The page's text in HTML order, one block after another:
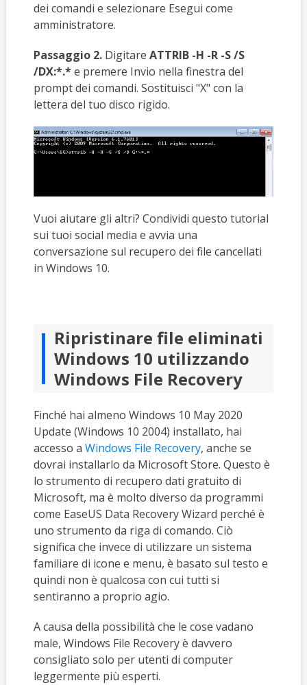
dei comandi e selezionare Esegui come
amministratore.
Passaggio 2.Digitare ATTRIB -H -R -S /S
/DX:*.*e premere Invio nella finestra del
prompt dei comandi. Sostituisci "X" con la
lettera del tuo disco rigido.
Vuoi aiutare gli altri? Condividi questo tutorial
sui tuoi social media e avvia una
conversazione sul recupero dei file cancellati
in Windows 10.
Ripristinare file eliminati
Windows 10 utilizzando
Windows File Recovery
Finché hai almeno Windows 10 May 2020
Update (Windows 10 2004) installato, hai
accesso a Windows File Recovery, anche se
dovrai installarlo da Microsoft Store. Questo è
lo strumento di recupero dati gratuito di
Microsoft, ma è molto diverso da programmi
come EaseUS Data Recovery Wizard perché è
uno strumento da riga di comando. Ciò
significa che invece di utilizzare un sistema
familiare di icone e menu, è basato sul testo e
quindi non è qualcosa con cui tutti si
sentiranno a proprio agio.
A causa della possibilità che le cose vadano
male, Windows File Recovery è davvero
consigliato solo per utenti di computer
leggermente più esperti.